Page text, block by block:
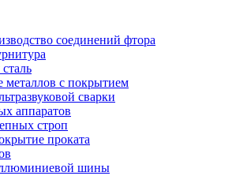
соединений фтора
металлов с покрытием
сварки
аппаратов
строп
проката
шины